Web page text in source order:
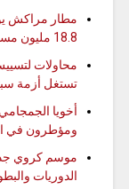
مطار مراكش
18.8 مليون مسافر في ستة أشهر
تستغل أزمة
أخويا
ومؤطرون في
موسم كروي
الدوريات